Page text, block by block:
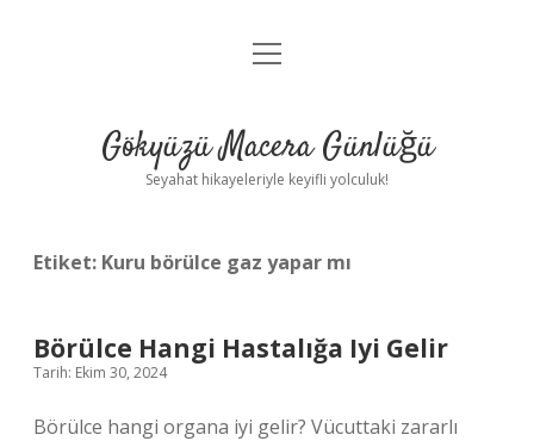
Anasayfa
Yasal Uyarı
menüyü
Gökyüzü Macera Günlüğü
Seyahat hikayeleriyle keyifli yolculuk!
Etiket: Kuru börülce gaz yapar mı
Börülce Hangi Hastalığa Iyi Gelir
Tarih: Ekim 30, 2024
Börülce hangi organa iyi gelir? Vücuttaki zararlı